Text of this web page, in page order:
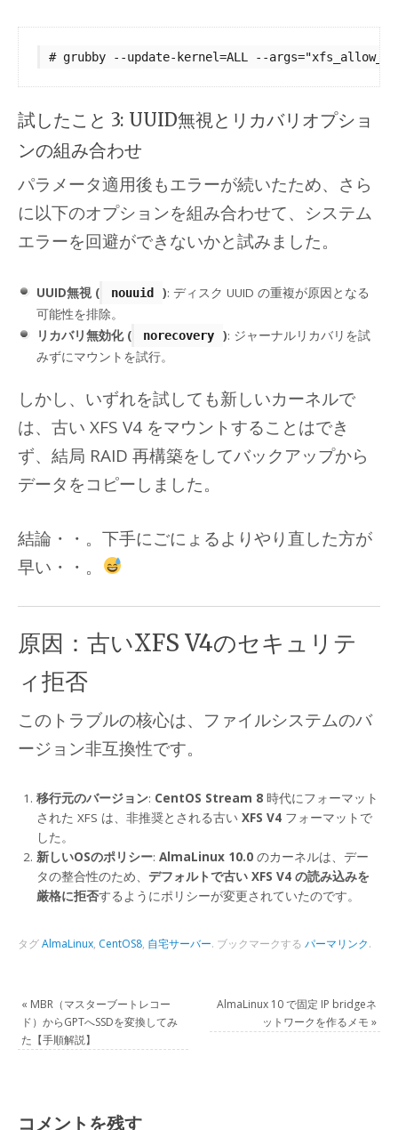
試したこと 3: UUID無視とリカバリオプショ
ンの組み合わせ
パラメータ適用後もエラーが続いたため、さら
に以下のオプションを組み合わせて、システム
エラーを回避ができないかと試みました。
UUID無視 ( nouuid ): ディスク UUID の重複が原因となる
可能性を排除。
リカバリ無効化 (
norecovery ): ジャーナルリカバリを試
みずにマウントを試行。
しかし、いずれを試しても新しいカーネルで
は、古い XFS V4 をマウントすることはでき
ず、結局 RAID 再構築をしてバックアップから
データをコピーしました。
結論・・。下手にごにょるよりやり直した方が
早い・・。
原因：古いXFS V4のセキュリテ
ィ拒否
このトラブルの核心は、ファイルシステムのバ
ージョン非互換性です。
移行元のバージョン: CentOS Stream 8時代にフォーマット
された XFS は、非推奨とされる古い XFS V4フォーマットで
した。
新しいOSのポリシー: AlmaLinux 10.0のカーネルは、デー
タの整合性のため、 デフォルトで古い XFS V4 の読み込みを
厳格に拒否するようにポリシーが変更されていたのです。
タグAlmaLinux, CentOS8, 自宅サーバー. ブックマークするパーマリンク.
« MBR（マスターブートレコー
ド）からGPTへSSDを変換してみ
た【手順解説】
AlmaLinux 10 で固定 IP bridgeネ
ットワークを作るメモ »
コメントを残す